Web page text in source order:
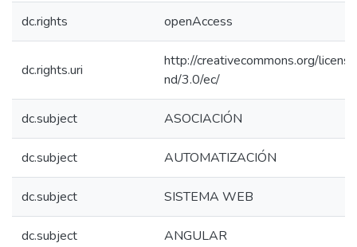
dc.rights openAccess
dc.rights.uri
http://creativecommons.org/
nd/3.0/ec/
dc.subject ASOCIACIÓN
dc.subject AUTOMATIZACIÓN
dc.subject SISTEMA WEB
dc.subject ANGULAR